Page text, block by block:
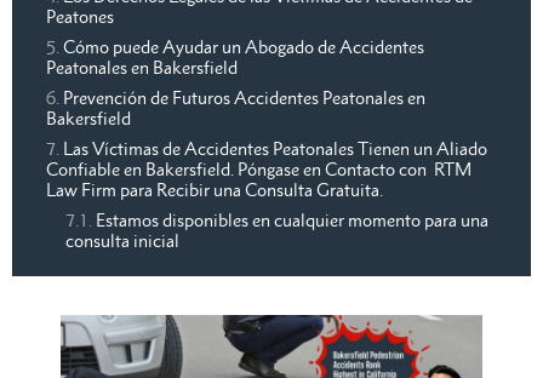
Peatones
Cómo puede Ayudar un Abogado de Accidentes
Peatonales en Bakersfield
Prevención de Futuros Accidentes Peatonales en
Bakersfield
Las Víctimas de Accidentes Peatonales Tienen un Aliado
Confiable en Bakersfield. Póngase en Contacto con RTM
Law Firm para Recibir una Consulta Gratuita.
Estamos disponibles en cualquier momento para una
consulta inicial